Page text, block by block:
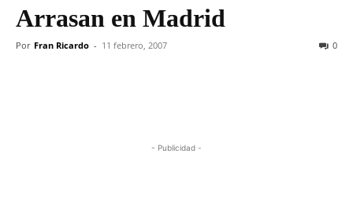
Arrasan en Madrid
Por Fran Ricardo - 11 febrero, 2007 0
- Publicidad -